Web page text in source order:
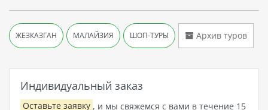
Индивидуальный заказ
Оставьте заявку , и мы свяжемся с вами в течение 15
ЖЕЗКАЗГАН МАЛАЙЗИЯ ШОП-ТУРЫ Архив туров